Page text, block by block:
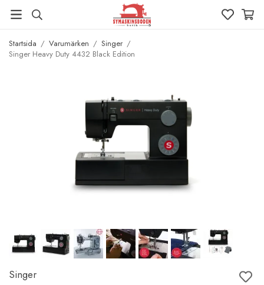
Startsida / Varumärken / Singer /
Singer Heavy Duty 4432 Black Edition
Singer